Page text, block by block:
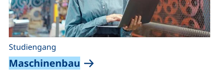
Maschinenbau
Studiengang